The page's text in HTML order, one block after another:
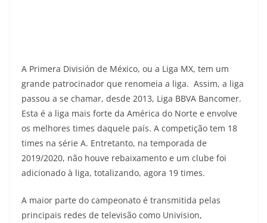
A Primera División de México, ou a Liga MX, tem um
grande patrocinador que renomeia a liga. Assim, a liga
passou a se chamar, desde 2013, Liga BBVA Bancomer.
Esta é a liga mais forte da América do Norte e envolve
os melhores times daquele país. A competição tem 18
times na série A. Entretanto, na temporada de
2019/2020, não houve rebaixamento e um clube foi
adicionado à liga, totalizando, agora 19 times.
A maior parte do campeonato é transmitida pelas
principais redes de televisão como Univision,